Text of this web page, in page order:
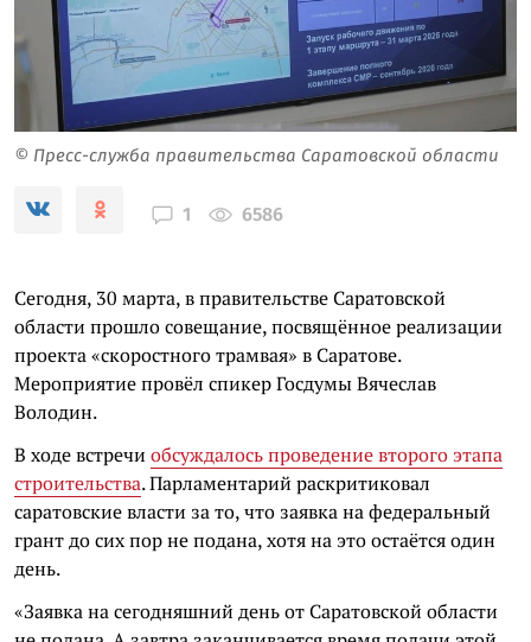
© Пресс-служба правительства Саратовской области
1 6586
Сегодня, 30 марта, в правительстве Саратовской
области прошло совещание, посвящённое реализации
проекта «скоростного трамвая» в Саратове.
Мероприятие провёл спикер Госдумы Вячеслав
Володин.
В ходе встречи обсуждалось проведение второго этапа
строительства. Парламентарий раскритиковал
саратовские власти за то, что заявка на федеральный
грант до сих пор не подана, хотя на это остаётся один
день.
«Заявка на сегодняшний день от Саратовской области